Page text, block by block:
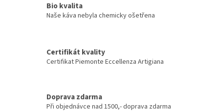
d
r
ý
Bio kvalita
Naše káva nebyla chemicky ošetřena
Certifikát kvality
Certifikat Piemonte Eccellenza Artigiana
Doprava zdarma
Při objednávce nad 1500,- doprava zdarma